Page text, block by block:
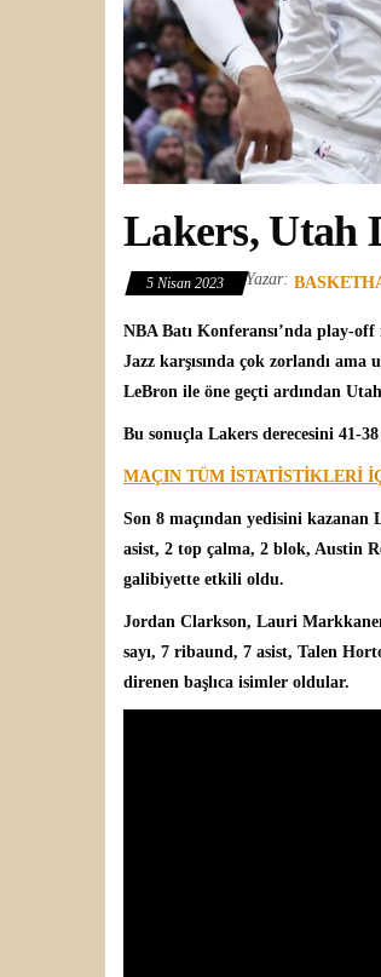
Lakers, Utah
5 Nisan 2023 Yazar:
NBA Batı Konferansı’nda play-off
Jazz karşısında çok zorlandı
LeBron ile öne geçti ardından
Bu sonuçla Lakers derecesini 41-
MAÇIN TÜM İSTATİSTİKLERİ
Son 8 maçından yedisini kazanan
asist, 2 top çalma, 2 blok, Austin
galibiyette etkili oldu.
Jordan Clarkson, Lauri
sayı, 7 ribaund, 7 asist, Talen
direnen başlıca isimler oldular.